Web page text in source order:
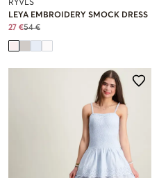
RYVLS
LEYA EMBROIDERY SMOCK DRESS
27 €54 €